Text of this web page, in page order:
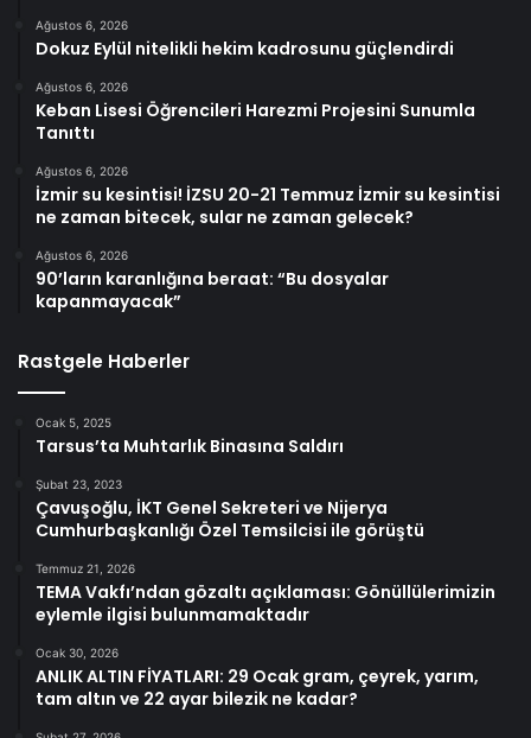
Ağustos 6, 2026
Dokuz Eylül nitelikli hekim kadrosunu güçlendirdi
Ağustos 6, 2026
Keban Lisesi Öğrencileri Harezmi Projesini Sunumla
Tanıttı
Ağustos 6, 2026
İzmir su kesintisi! İZSU 20-21 Temmuz İzmir su kesintisi
ne zaman bitecek, sular ne zaman gelecek?
Ağustos 6, 2026
90’ların karanlığına beraat: “Bu dosyalar
kapanmayacak”
Rastgele Haberler
Ocak 5, 2025
Tarsus’ta Muhtarlık Binasına Saldırı
Şubat 23, 2023
Çavuşoğlu, İKT Genel Sekreteri ve Nijerya
Cumhurbaşkanlığı Özel Temsilcisi ile görüştü
Temmuz 21, 2026
TEMA Vakfı’ndan gözaltı açıklaması: Gönüllülerimizin
eylemle ilgisi bulunmamaktadır
Ocak 30, 2026
ANLIK ALTIN FİYATLARI: 29 Ocak gram, çeyrek, yarım,
tam altın ve 22 ayar bilezik ne kadar?